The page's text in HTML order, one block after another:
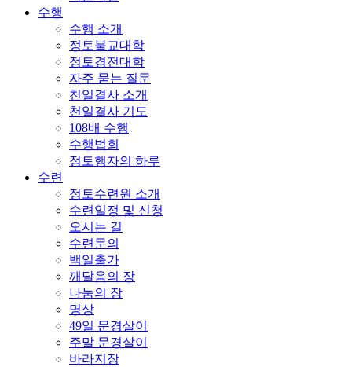
수행
수행 소개
정토불교대학
정토경전대학
자주 묻는 질문
천일결사 소개
천일결사 기도
108배 수행
수행법회
정토행자의 하루
수련
정토수련원 소개
수련일정 및 신청
오시는 길
수련문의
백일출가
깨달음의 장
나눔의 장
명상
49일 문경살이
주말 문경살이
바라지장